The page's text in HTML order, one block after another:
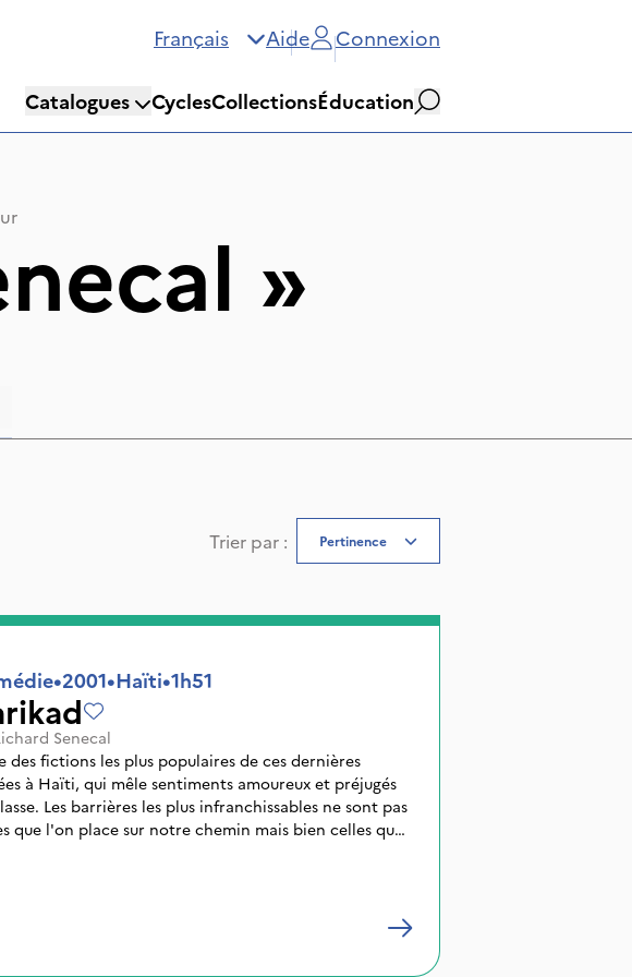
Français Aide Connexion
Catalogues CyclesCollectionsÉducation
Rechercher
»
Trier par : Pertinence
•2001•Haïti•1h51
Senecal
des fictions les plus populaires de ces dernières
à Haïti, qui mêle sentiments amoureux et préjugés
Les barrières les plus infranchissables ne sont pas
que l'on place sur notre chemin mais bien celles que
nous imposons par nos préjugés, notre intolérance,